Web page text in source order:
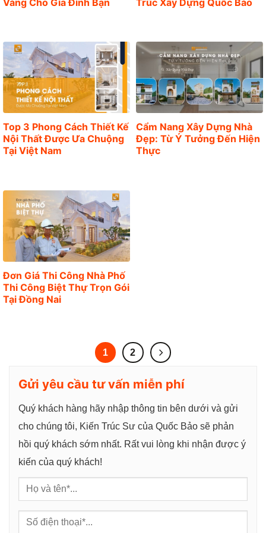
Top 3 Phong Cách Thiết Kế
Nội Thất Được Ưa Chuộng
Tại Việt Nam
Cẩm Nang Xây Dựng Nhà
Đẹp: Từ Ý Tưởng Đến Hiện
Thực
Đơn Giá Thi Công Nhà Phố
Thi Công Biệt Thự Trọn Gói
Tại Đồng Nai
1 2
Gửi yêu cầu tư vấn miễn phí
Quý khách hàng hãy nhập thông tin bên dưới và gửi
cho chúng tôi, Kiến Trúc Sư của Quốc Bảo sẽ phản
hồi quý khách sớm nhất. Rất vui lòng khi nhận được ý
kiến của quý khách!